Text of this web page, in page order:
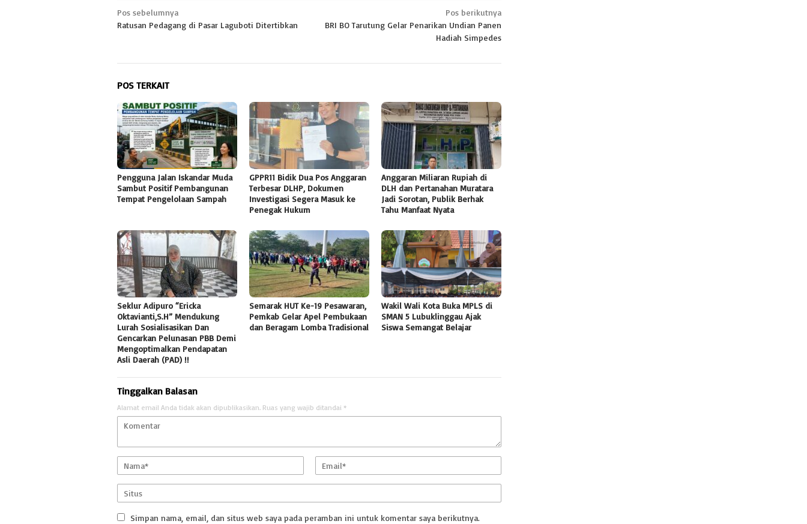
Navigasi
pos
Pos sebelumnya
Ratusan Pedagang di Pasar Laguboti Ditertibkan
Pos berikutnya
BRI BO Tarutung Gelar Penarikan Undian Panen
Hadiah Simpedes
POS TERKAIT
Pengguna Jalan Iskandar Muda
Sambut Positif Pembangunan
Tempat Pengelolaan Sampah
GPPR11 Bidik Dua Pos Anggaran
Terbesar DLHP, Dokumen
Investigasi Segera Masuk ke
Penegak Hukum
Anggaran Miliaran Rupiah di
DLH dan Pertanahan Muratara
Jadi Sorotan, Publik Berhak
Tahu Manfaat Nyata
Seklur Adipuro “Ericka
Oktavianti,S.H” Mendukung
Lurah Sosialisasikan Dan
Gencarkan Pelunasan PBB Demi
Mengoptimalkan Pendapatan
Asli Daerah (PAD) !!
Semarak HUT Ke-19 Pesawaran,
Pemkab Gelar Apel Pembukaan
dan Beragam Lomba Tradisional
Wakil Wali Kota Buka MPLS di
SMAN 5 Lubuklinggau Ajak
Siswa Semangat Belajar
Tinggalkan Balasan
Alamat email Anda tidak akan dipublikasikan. Ruas yang wajib ditandai *
Simpan nama, email, dan situs web saya pada peramban ini untuk komentar saya berikutnya.